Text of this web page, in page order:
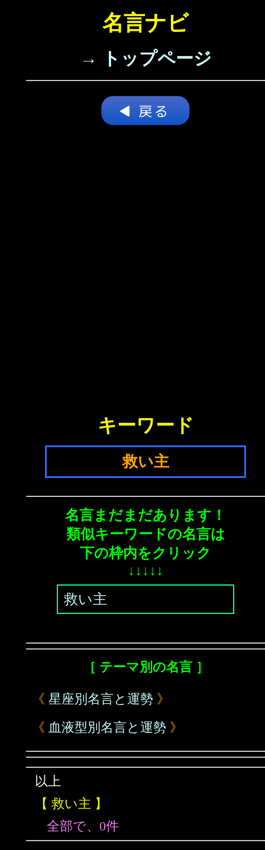
名言ナビ
→ トップページ
キーワード
救い主
名言まだまだあります！
類似キーワードの名言は
下の枠内をクリック
↓↓↓↓↓
救い主
［ テーマ別の名言 ］
《 星座別名言と運勢 》
《 血液型別名言と運勢 》
以上
【 救い主 】
全部で、0件